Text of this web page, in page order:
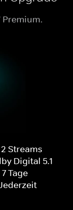
Premium.
Streams
Digital 5.1
Tage